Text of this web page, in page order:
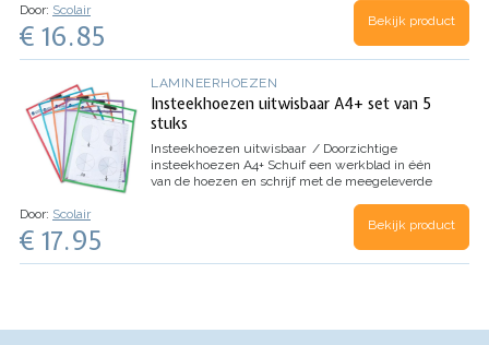
Hierdoor is het papier makkelijk in de hoezen te
stoppen en krijgen uw documenten een fraaie
glanzende afwerking waardoor de kleuren nog
levendiger uitkomen.
Door: Scolair
€ 16.85 Bekijk product
LAMINEERHOEZEN
Insteekhoezen uitwisbaar A4+ set van 5
stuks
Insteekhoezen uitwisbaar / Doorzichtige
insteekhoezen A4+ Schuif een werkblad in één
van de hoezen en schrijf met de meegeleverde
gebruik de wisser op de achterkant van de stift
U kunt de werkbladen
zo keer op keer blijven gebruiken ! set v 5 stuks
Door: Scolair
€ 17.95 Bekijk product